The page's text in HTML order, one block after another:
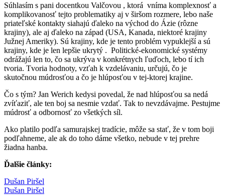
Súhlasím s pani docentkou Valčovou , ktorá vníma komplexnosť a
komplikovanosť tejto problematiky aj v širšom rozmere, lebo naše
priateľské kontakty siahajú ďaleko na východ do Ázie (rôzne
krajiny), ale aj ďaleko na západ (USA, Kanada, niektoré krajiny
Južnej Ameriky). Sú krajiny, kde je tento problém vypuklejší a sú
krajiny, kde je len lepšie ukrytý . Politické-ekonomické systémy
odrážajú len to, čo sa ukrýva v konkrétnych ľuďoch, lebo tí ich
tvoria. Tvoria hodnoty, vzťah k vzdelávaniu, určujú, čo je
skutočnou múdrosťou a čo je hlúposťou v tej-ktorej krajine.
Čo s tým? Jan Werich kedysi povedal, že nad hlúposťou sa nedá
zvíťaziť, ale ten boj sa nesmie vzdať. Tak to nevzdávajme. Pestujme
múdrosť a odbornosť zo všetkých síl.
Ako platilo podľa samurajskej tradície, môže sa stať, že v tom boji
podľahneme, ale ak do toho dáme všetko, nebude v tej prehre
žiadna hanba.
Ďalšie články:
Dušan Piršel
Dušan Piršel